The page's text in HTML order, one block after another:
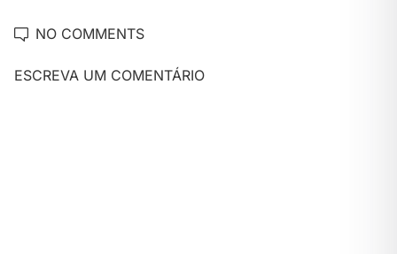
NO COMMENTS
ESCREVA UM COMENTÁRIO